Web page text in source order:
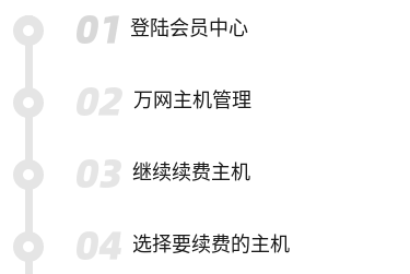
登陆会员中心
万网主机管理
继续续费主机
选择要续费的主机